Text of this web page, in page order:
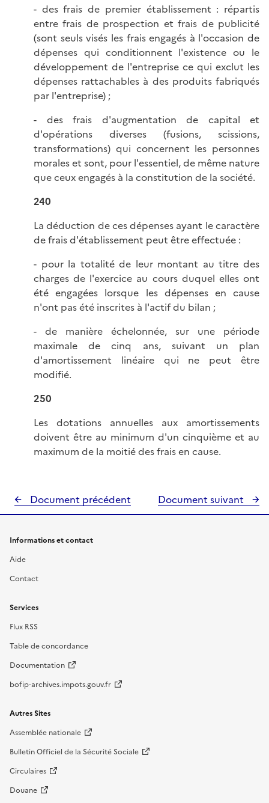
- des frais de premier établissement : répartis
entre frais de prospection et frais de publicité
(sont seuls visés les frais engagés à l'occasion de
dépenses qui conditionnent l'existence ou le
développement de l'entreprise ce qui exclut les
dépenses rattachables à des produits fabriqués
par l'entreprise) ;
- des frais d'augmentation de capital et
d'opérations diverses (fusions, scissions,
transformations) qui concernent les personnes
morales et sont, pour l'essentiel, de même nature
que ceux engagés à la constitution de la société.
240
La déduction de ces dépenses ayant le caractère
de frais d'établissement peut être effectuée :
- pour la totalité de leur montant au titre des
charges de l'exercice au cours duquel elles ont
été engagées lorsque les dépenses en cause
n'ont pas été inscrites à l'actif du bilan ;
- de manière échelonnée, sur une période
maximale de cinq ans, suivant un plan
d'amortissement linéaire qui ne peut être
modifié.
250
Les dotations annuelles aux amortissements
doivent être au minimum d'un cinquième et au
maximum de la moitié des frais en cause.
Document précédent Document suivant
Informations et contact
Aide
Contact
Services
Flux RSS
Table de concordance
Documentation
bofip-archives.impots.gouv.fr
Autres Sites
Assemblée nationale
Bulletin Officiel de la Sécurité Sociale
Circulaires
Douane